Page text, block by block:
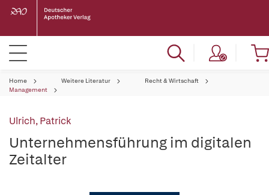
Home Weitere Literatur
Recht & Wirtschaft
Management
Ulrich, Patrick
Unternehmensführung im digitalen
Zeitalter